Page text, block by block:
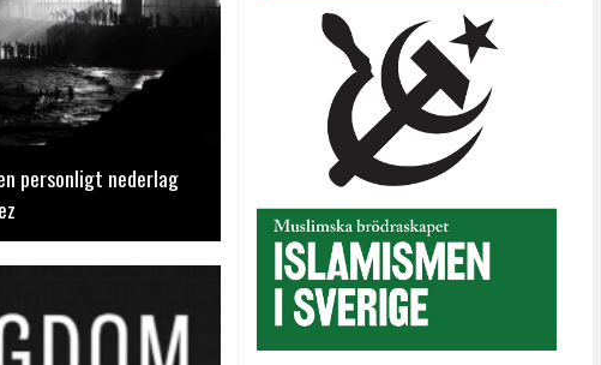
personligt nederlag